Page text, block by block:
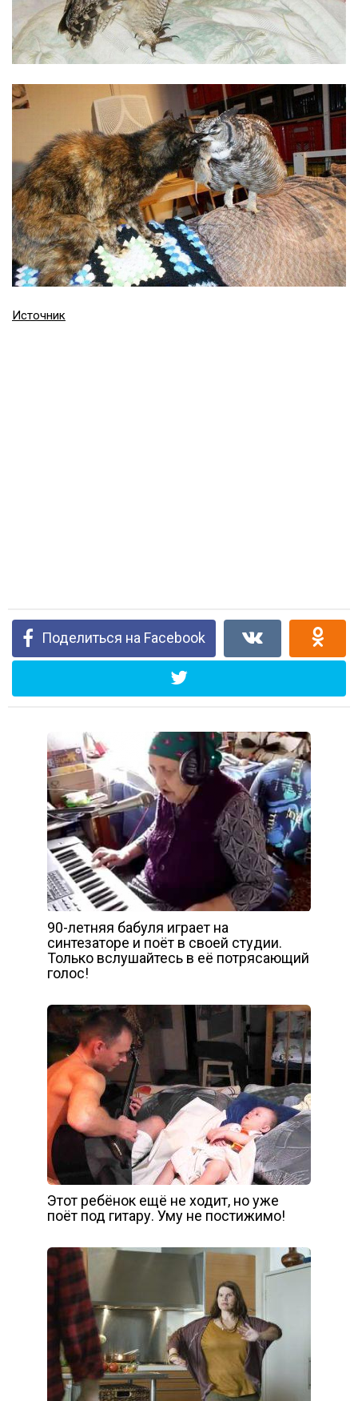
Источник
Поделиться на Facebook
90-летняя бабуля играет на
синтезаторе и поёт в своей студии.
Только вслушайтесь в её потрясающий
голос!
Этот ребёнок ещё не ходит, но уже
поёт под гитару. Уму не постижимо!